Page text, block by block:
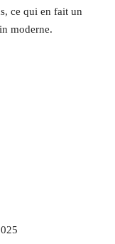
ce qui en fait un
moderne.